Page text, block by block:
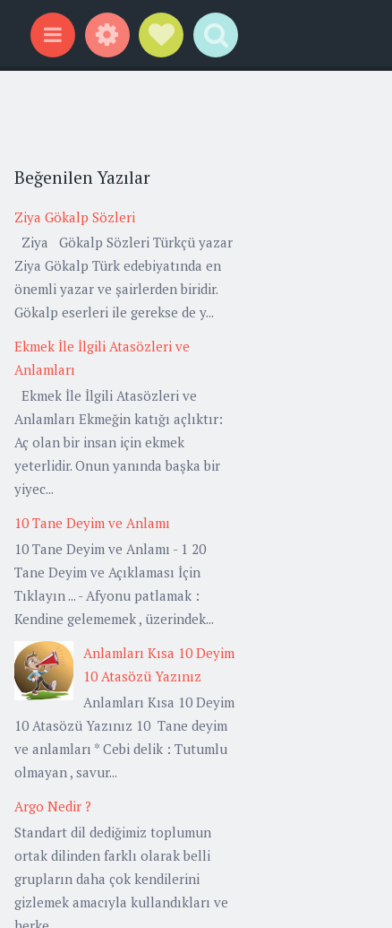
Menu WidgetsSocial Links
Search
Beğenilen Yazılar
Ziya Gökalp Sözleri
Ziya Gökalp Sözleri Türkçü yazar
Ziya Gökalp Türk edebiyatında en
önemli yazar ve şairlerden biridir.
Gökalp eserleri ile gerekse de y...
Ekmek İle İlgili Atasözleri ve
Anlamları
Ekmek İle İlgili Atasözleri ve
Anlamları Ekmeğin katığı açlıktır:
Aç olan bir insan için ekmek
yeterlidir. Onun yanında başka bir
yiyec...
10 Tane Deyim ve Anlamı
10 Tane Deyim ve Anlamı - 1 20
Tane Deyim ve Açıklaması İçin
Tıklayın ... - Afyonu patlamak :
Kendine gelememek , üzerindek...
Anlamları Kısa 10 Deyim
10 Atasözü Yazınız
Anlamları Kısa 10 Deyim
10 Atasözü Yazınız 10 Tane deyim
ve anlamları * Cebi delik : Tutumlu
olmayan , savur...
Argo Nedir ?
Standart dil dediğimiz toplumun
ortak dilinden farklı olarak belli
grupların daha çok kendilerini
gizlemek amacıyla kullandıkları ve